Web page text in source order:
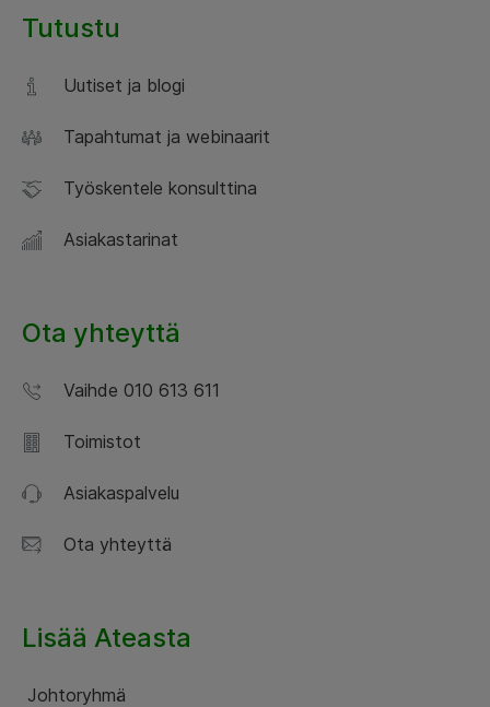
Tutustu
Uutiset ja blogi
Tapahtumat ja webinaarit
Työskentele konsulttina
Asiakastarinat
Ota yhteyttä
Vaihde 010 613 611
Toimistot
Asiakaspalvelu
Ota yhteyttä
Lisää Ateasta
Johtoryhmä